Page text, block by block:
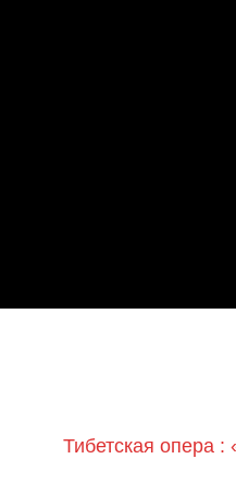
Тибетская опера :